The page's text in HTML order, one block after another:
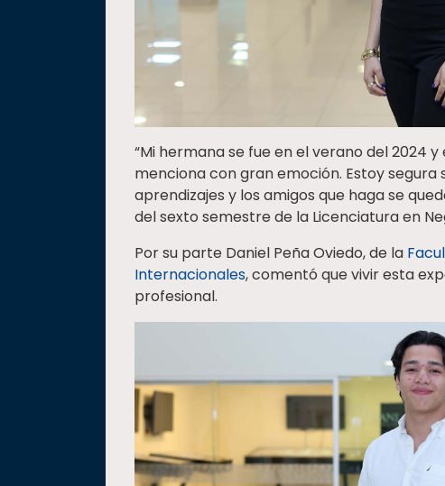
“Mi hermana se fue en el verano del 2024
menciona con gran emoción. Estoy
aprendizajes y los amigos que haga se
del sexto semestre de la Licenciatura en
Por su parte Daniel Peña Oviedo, de la
Internacionales, comentó que vivir esta
profesional.